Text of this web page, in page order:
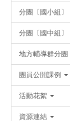
分團〔國小組〕
分團〔國中組〕
地方輔導群分團
團員公開課例
活動花絮
資源連結